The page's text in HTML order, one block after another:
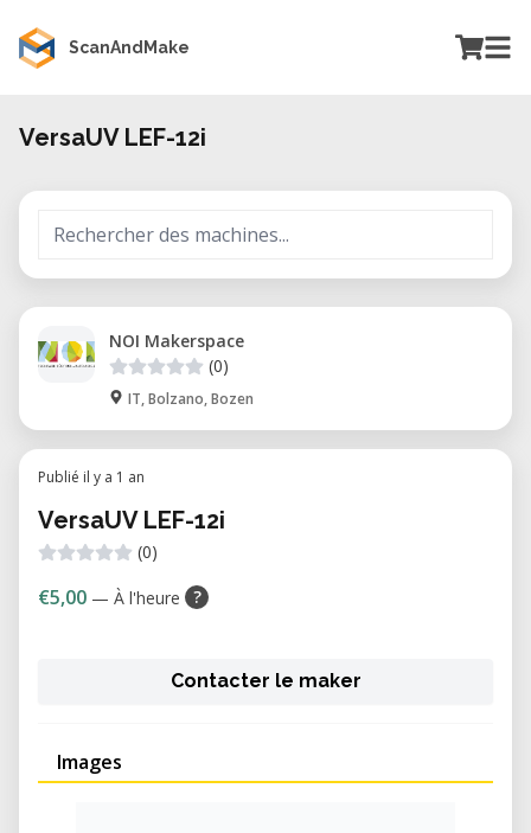
ScanAndMake
VersaUV LEF-12i
NOI Makerspace
(0)
IT, Bolzano, Bozen
Publié il y a 1 an
VersaUV LEF-12i
(0)
€5,00 — À l'heure ?
Contacter le maker
Images